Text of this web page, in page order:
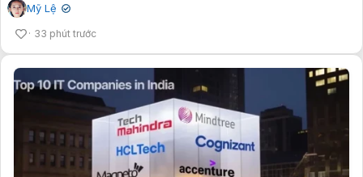
Mỹ Lệ ✔
33 phút trước